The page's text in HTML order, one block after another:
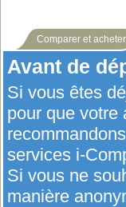
Comparer et acheter
Avant de
Si vous êtes
pour que votre
services i-
Si vous ne
manière